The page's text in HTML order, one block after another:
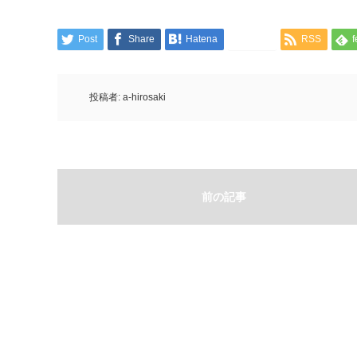
Post Share Hatena RSS
投稿者: a-hirosaki
前の記事